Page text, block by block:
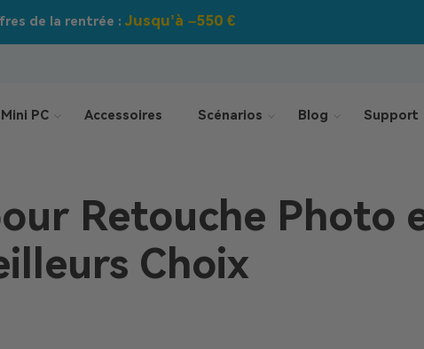
de la rentrée : Jusqu’à –550 €
Mini PC Accessoires Scénarios Blog Support
Retouche Photo
Choix